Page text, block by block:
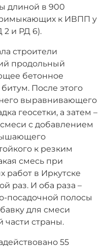
длиной в 900
к ИВПП у
2 и РД 6).
строители
продольный
бетонное
После этого
выравнивающего
геосетки, а затем –
с добавлением
к резким
смесь при
работ в Иркутске
раз. И оба раза –
посадочной полосы
для смеси
части страны.
55